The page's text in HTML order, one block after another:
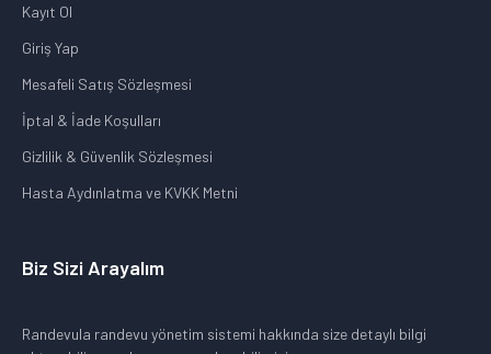
Kayıt Ol
Giriş Yap
Mesafeli Satış Sözleşmesi
İptal & İade Koşulları
Gizlilik & Güvenlik Sözleşmesi
Hasta Aydınlatma ve KVKK Metni
Biz Sizi Arayalım
Randevula randevu yönetim sistemi hakkında size detaylı bilgi